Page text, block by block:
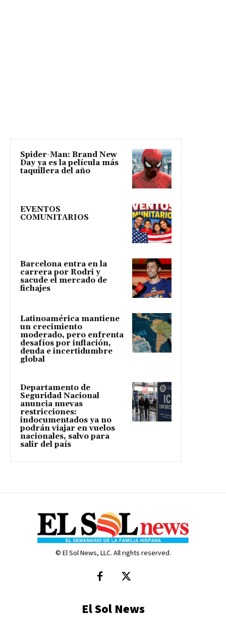
Spider-Man: Brand New
Day ya es la película más
taquillera del año
EVENTOS
COMUNITARIOS
Barcelona entra en la
carrera por Rodri y
sacude el mercado de
fichajes
Latinoamérica mantiene
un crecimiento
moderado, pero enfrenta
desafíos por inflación,
deuda e incertidumbre
global
Departamento de
Seguridad Nacional
anuncia nuevas
restricciones:
indocumentados ya no
podrán viajar en vuelos
nacionales, salvo para
salir del país
© El Sol News, LLC. All rights reserved.
El Sol News